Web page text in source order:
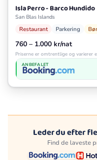
Isla Perro - Barco Hundido
San Blas Islands
Restaurant Parkering
760 – 1.000 kr/nat
Priserne er omtrentlige og varierer
ANBEFALET
Leder du efter
Find de laveste